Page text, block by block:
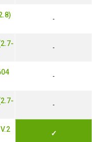
-
-
-
-
✓